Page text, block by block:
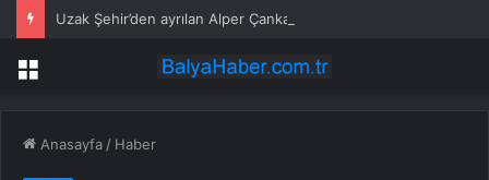
Menü
Anasayfa / Haber